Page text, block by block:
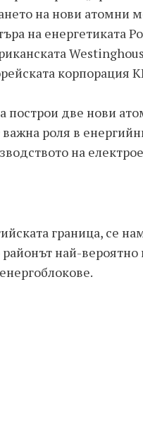
на нови атомни
на енергетиката
корпорация
две нови
роля в
на
граница, се
най-